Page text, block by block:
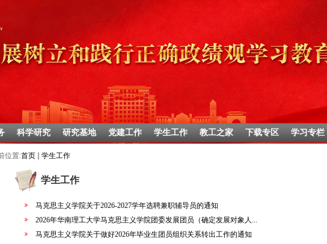
科学研究 研究基地 党建工作 学生工作 教工之家 下载专区 学习专栏
位置:首页 学生工作
学生工作
马克思主义学院关于2026-2027学年选聘兼职辅导员的通知
2026年华南理工大学马克思主义学院团委发展团员（确定发展对象人...
马克思主义学院关于做好2026年毕业生团员组织关系转出工作的通知